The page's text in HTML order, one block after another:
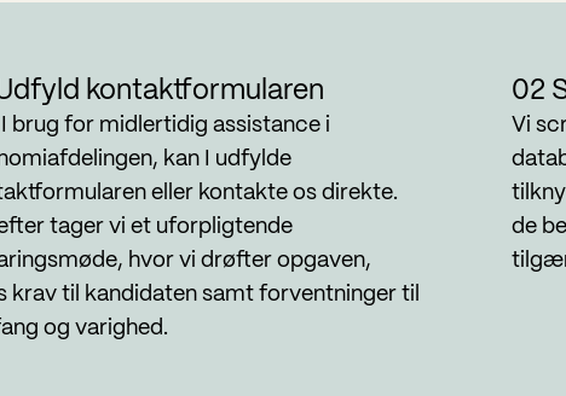
kontaktformularen
I brug for midlertidig assistance i
kan I udfylde
eller kontakte os direkte.
tager vi et uforpligtende
hvor vi drøfter opgaven,
krav til kandidaten samt forventninger til
og varighed.
02
Vi
de